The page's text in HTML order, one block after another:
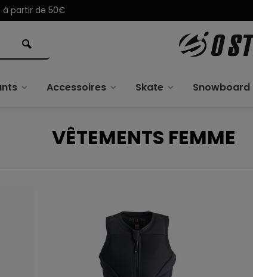
à partir de 50€
Accessoires Skate Snowboard
VÊTEMENTS FEMME